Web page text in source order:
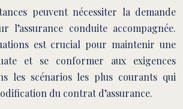
peuvent nécessiter la demande
l’assurance conduite accompagnée.
est crucial pour maintenir une
et se conformer aux exigences
les scénarios les plus courants qui
du contrat d’assurance.